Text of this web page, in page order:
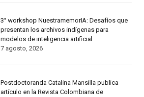
3° workshop NuestramemorIA: Desafíos que
presentan los archivos indígenas para
modelos de inteligencia artificial
7 agosto, 2026
Postdoctoranda Catalina Mansilla publica
artículo en la Revista Colombiana de